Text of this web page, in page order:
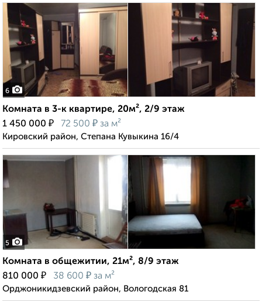
6
Комната в 3-к квартире, 20м², 2/9 этаж
1 450 000 ₽ 72 500 ₽ за м²
Кировский район, Степана Кувыкина 16/4
5
Комната в общежитии, 21м², 8/9 этаж
810 000 ₽ 38 600 ₽ за м²
Орджоникидзевский район, Вологодская 81